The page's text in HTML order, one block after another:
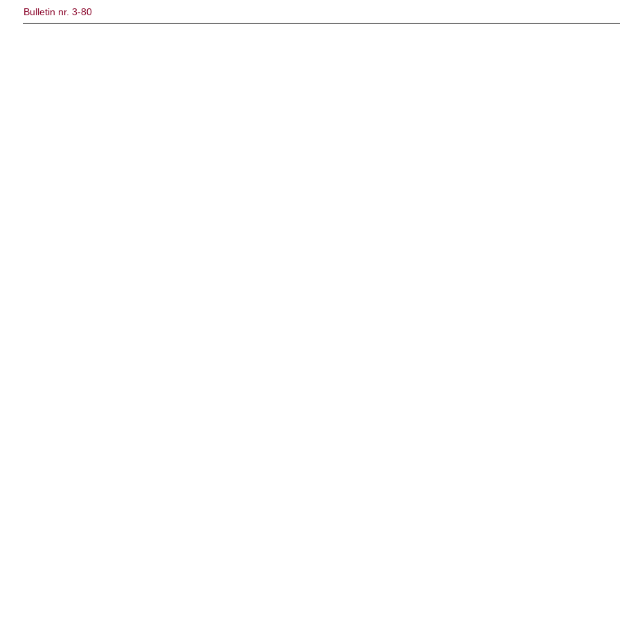
Bulletin nr. 3-80